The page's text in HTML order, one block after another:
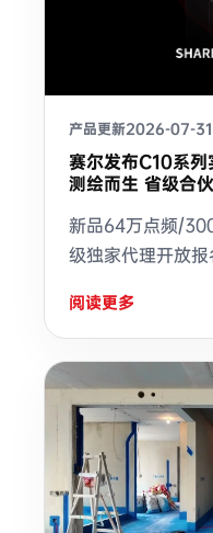
产品更新2026-07-31
赛尔发布C10系列
测绘而生 省级合
新品64万点频/
级独家代理开放报
阅读更多